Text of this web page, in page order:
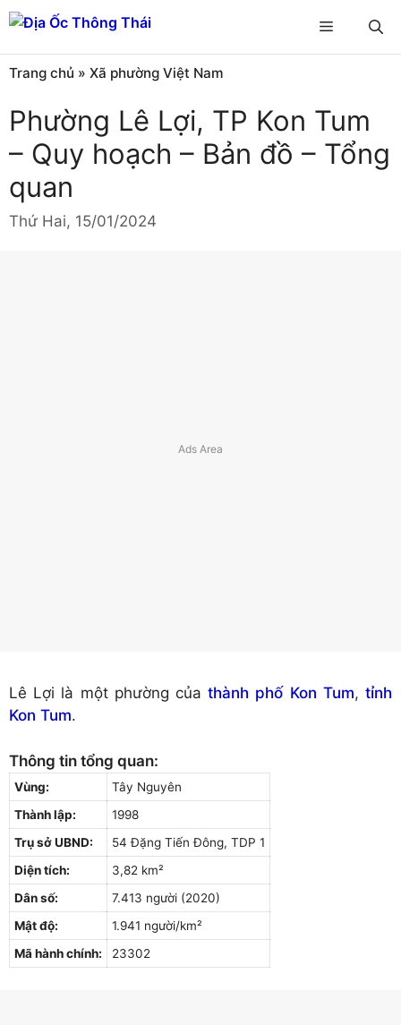
Chuyển
đến
nội
dung
Menu
Trang chủ » Xã phường Việt Nam
Phường Lê Lợi, TP Kon Tum
– Quy hoạch – Bản đồ – Tổng
quan
Thứ Hai, 15/01/2024
Lê Lợi là một phường củathành phố Kon Tum,tỉnh
Kon Tum.
Thông tin tổng quan:
Vùng:
Tây Nguyên
Thành lập:
1998
Trụ sở UBND:
54 Đặng Tiến Đông, TDP 1
Diện tích:
3,82 km²
Dân số:
7.413 người (2020)
Mật độ:
1.941 người/km²
Mã hành chính:
23302